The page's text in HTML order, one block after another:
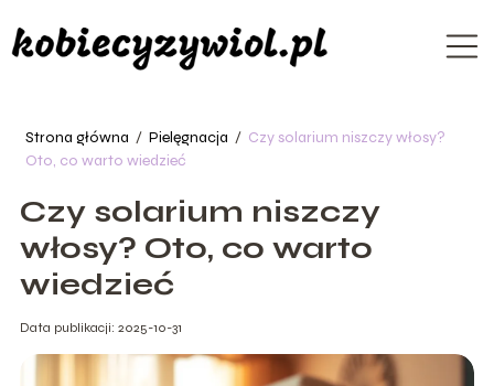
Strona główna / Pielęgnacja / Czy solarium niszczy włosy?
Oto, co warto wiedzieć
Czy solarium niszczy
włosy? Oto, co warto
wiedzieć
Data publikacji: 2025-10-31